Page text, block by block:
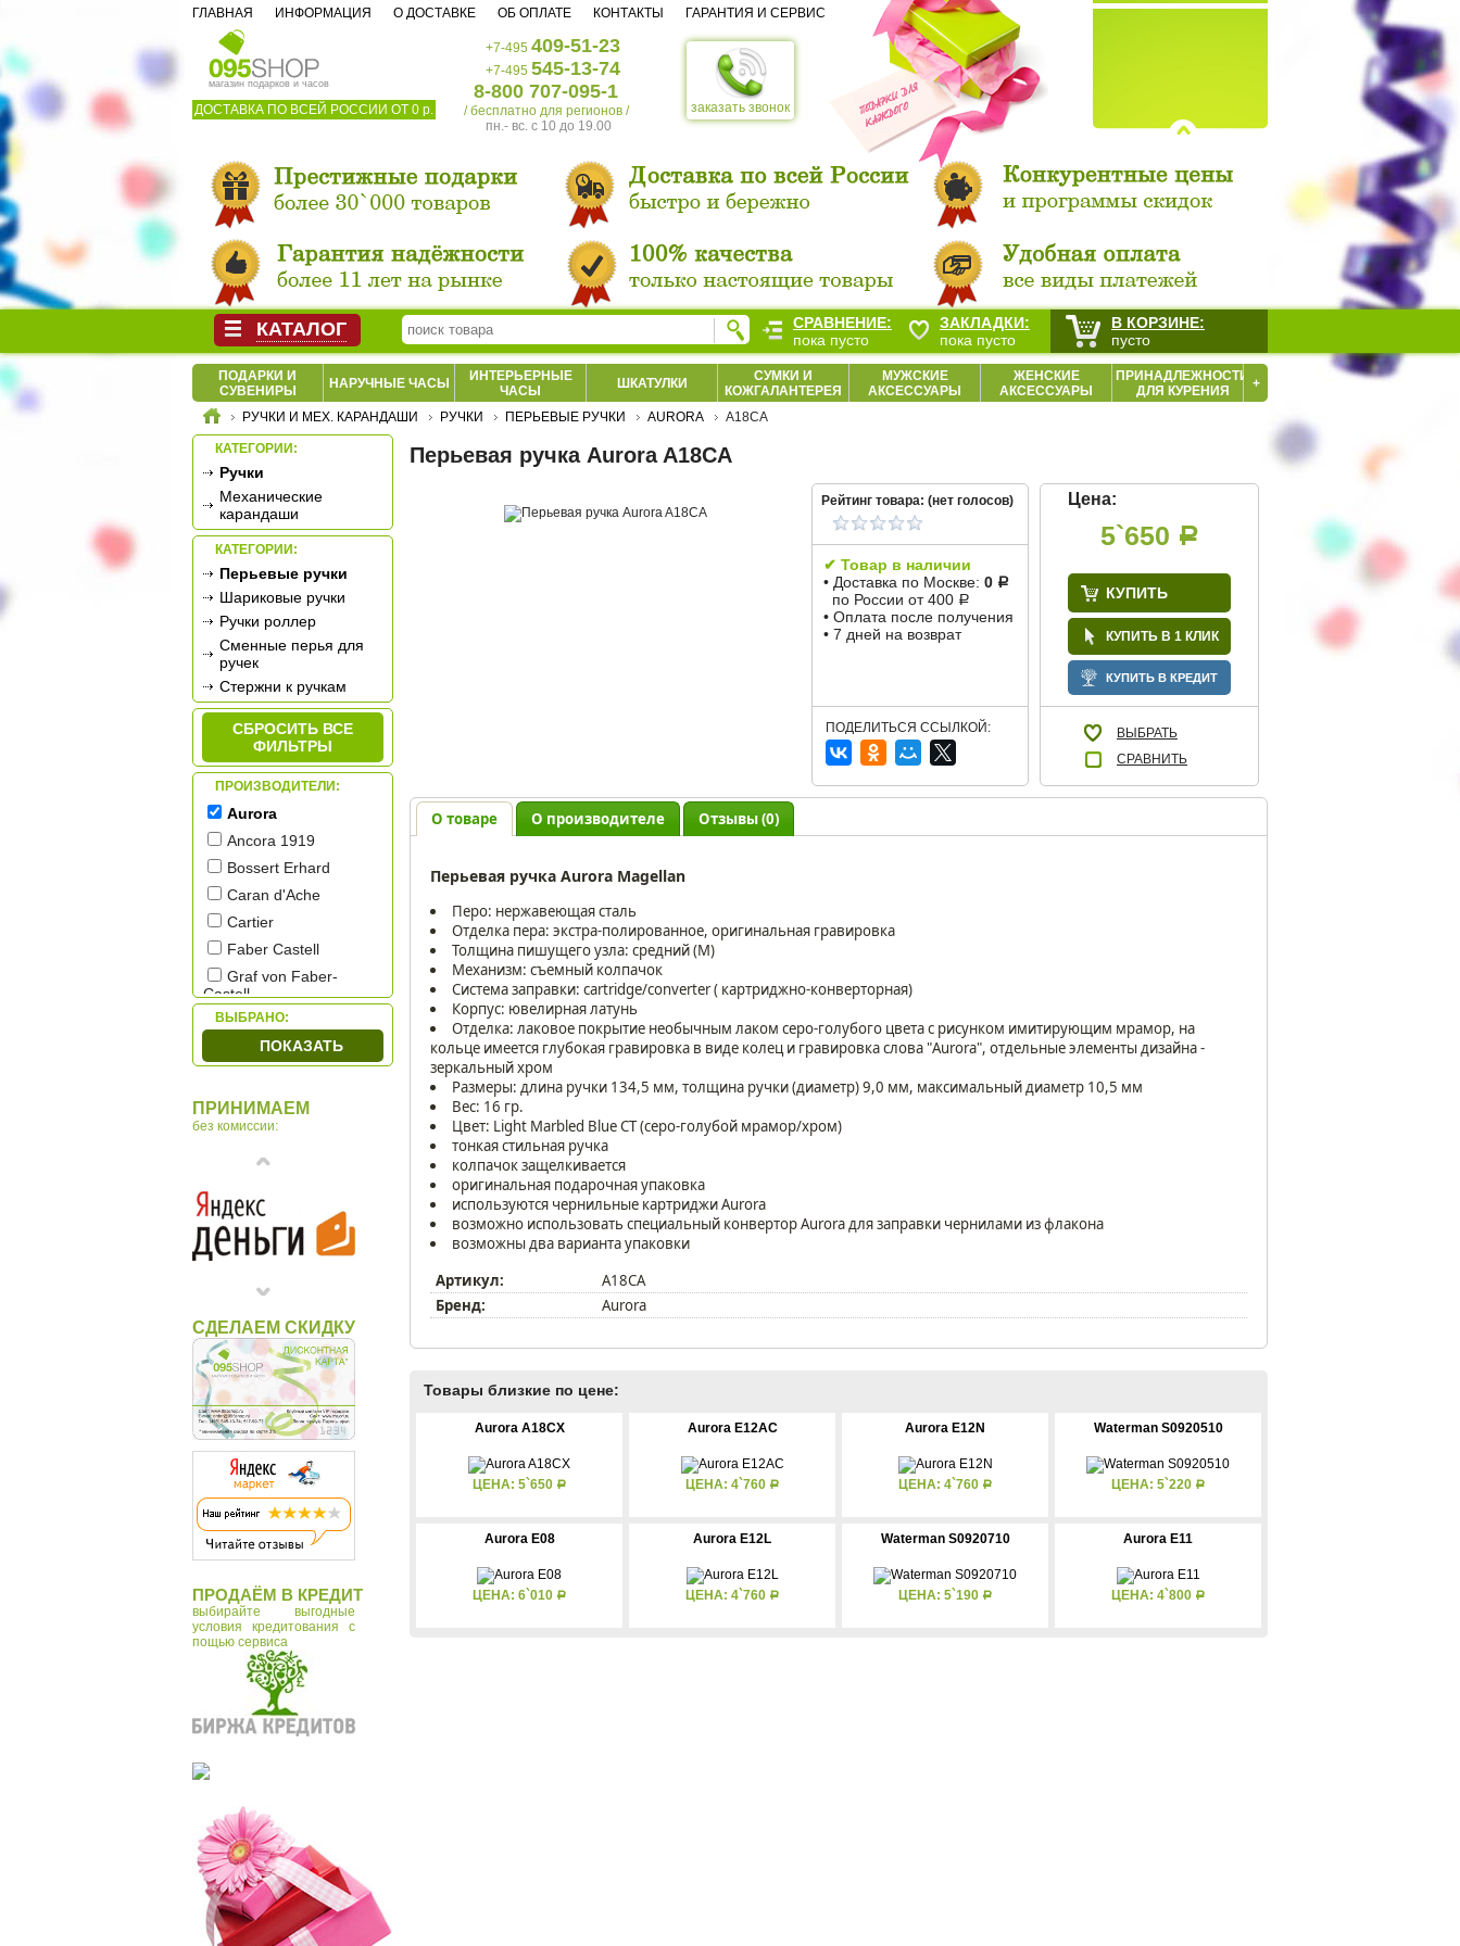
магазин подарков и часов
ДОСТАВКА ПО ВСЕЙ РОССИИ ОТ 0 р. заказать звонок
+7-495 409-51-23
+7-495 545-13-74
8-800 707-095-1
/ бесплатно для регионов /
пн.- вс. c 10 до 19.00
ГЛАВНАЯ ИНФОРМАЦИЯ О ДОСТАВКЕ ОБ ОПЛАТЕ КОНТАКТЫ ГАРАНТИЯ И СЕРВИС
ПОДАРКИ И
СУВЕНИРЫ
НАРУЧНЫЕ ЧАСЫ
ИНТЕРЬЕРНЫЕ
ЧАСЫ
ШКАТУЛКИ
СУМКИ И
КОЖГАЛАНТЕРЕЯ
МУЖСКИЕ
АКСЕССУАРЫ
ЖЕНСКИЕ
АКСЕССУАРЫ
ПРИНАДЛЕЖНОСТИ
ДЛЯ КУРЕНИЯ
+
РУЧКИ И МЕХ. КАРАНДАШИ РУЧКИ ПЕРЬЕВЫЕ РУЧКИ AURORA A18CA
КАТЕГОРИИ:
Ручки
Механические
карандаши
КАТЕГОРИИ:
Перьевые ручки
Шариковые ручки
Ручки роллер
Сменные перья для
ручек
Стержни к ручкам
СБРОСИТЬ ВСЕ
ФИЛЬТРЫ
ПРОИЗВОДИТЕЛИ:
Aurora
Ancora 1919
Bossert Erhard
Caran d'Ache
Cartier
Faber Castell
Graf von Faber-
Castell
Montegrappa
Omas
Parker
S.T. Dupont
Sheaffer
Waterman
ВЫБРАНО:
ПОКАЗАТЬ
ПРИНИМАЕМ
без комиссии:
СДЕЛАЕМ СКИДКУ
ПРОДАЁМ В КРЕДИТ
выбирайте выгодные
условия кредитования с
пощью сервиса
Перьевая ручка Aurora A18CA
Рейтинг товара: (нет голосов)
✔ Товар в наличии
• Доставка по Москве: 0 Р
по России от 400 Р
• Оплата после получения
• 7 дней на возврат
ПОДЕЛИТЬСЯ ССЫЛКОЙ:
Цена:
5`650 Р
КУПИТЬ
КУПИТЬ В 1 КЛИК
КУПИТЬ В КРЕДИТ
ВЫБРАТЬ
СРАВНИТЬ
О товаре О производителе Отзывы (0)
Перьевая ручка Aurora Magellan
Перо: нержавеющая сталь
Отделка пера: экстра-полированное, оригинальная гравировка
Толщина пишущего узла: средний (M)
Механизм: съемный колпачок
Система заправки: cartridge/converter ( картриджно-конверторная)
Корпус: ювелирная латунь
Отделка: лаковое покрытие необычным лаком серо-голубого цвета с рисунком имитирующим мрамор, на
кольце имеется глубокая гравировка в виде колец и гравировка слова "Aurora", отдельные элементы дизайна -
зеркальный хром
Размеры: длина ручки 134,5 мм, толщина ручки (диаметр) 9,0 мм, максимальный диаметр 10,5 мм
Вес: 16 гр.
Цвет: Light Marbled Blue СT (серо-голубой мрамор/хром)
тонкая стильная ручка
колпачок защелкивается
оригинальная подарочная упаковка
используются чернильные картриджи Aurora
возможно использовать специальный конвертор Aurora для заправки чернилами из флакона
возможны два варианта упаковки
Артикул:
A18CA
Бренд:
Aurora
Товары близкие по цене:
Aurora A18CX
ЦЕНА: 5`650 Р
Aurora E12AC
ЦЕНА: 4`760 Р
Aurora E12N
ЦЕНА: 4`760 Р
Waterman S0920510
ЦЕНА: 5`220 Р
Aurora E08
ЦЕНА: 6`010 Р
Aurora E12L
ЦЕНА: 4`760 Р
Waterman S0920710
ЦЕНА: 5`190 Р
Aurora E11
ЦЕНА: 4`800 Р
КАТАЛОГ
СРАВНЕНИЕ:
пока пусто
ЗАКЛАДКИ:
пока пусто
В КОРЗИНЕ:
пусто